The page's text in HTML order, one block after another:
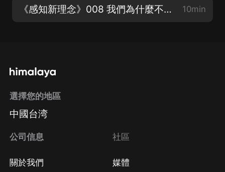
《感知新理念》008 我們為什麼不知道自己是什麼？ 10min
選擇您的地區
中國台湾
公司信息
關於我們
社區
媒體